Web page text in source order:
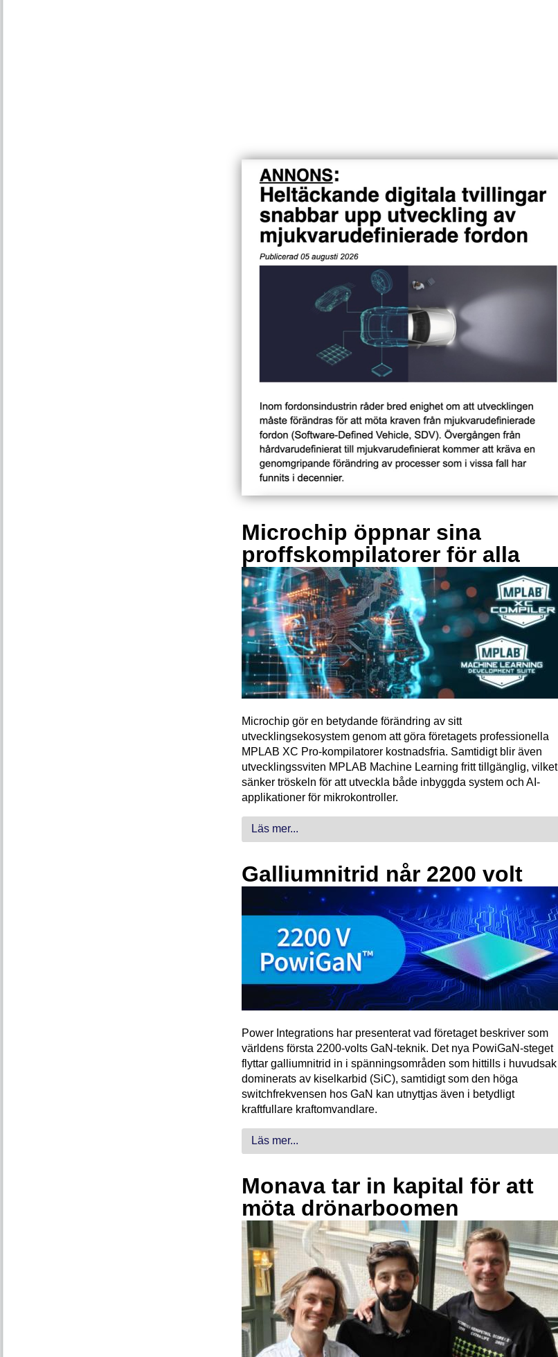
Microchip öppnar sina
proffskompilatorer för alla
Microchip gör en betydande förändring av sitt
utvecklingsekosystem genom att göra företagets professionella
MPLAB XC Pro-kompilatorer kostnadsfria. Samtidigt blir även
utvecklingssviten MPLAB Machine Learning fritt tillgänglig, vilket
sänker tröskeln för att utveckla både inbyggda system och AI-
applikationer för mikrokontroller.
Läs mer...
Galliumnitrid når 2200 volt
Power Integrations har presenterat vad företaget beskriver som
världens första 2200-volts GaN-teknik. Det nya PowiGaN-steget
flyttar galliumnitrid in i spänningsområden som hittills i huvudsak
dominerats av kiselkarbid (SiC), samtidigt som den höga
switchfrekvensen hos GaN kan utnyttjas även i betydligt
kraftfullare kraftomvandlare.
Läs mer...
Monava tar in kapital för att
möta drönarboomen